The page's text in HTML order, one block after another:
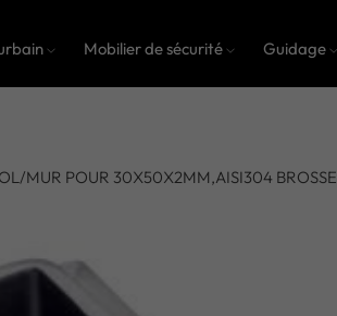
Mobilier de sécurité Guidage
MUR POUR 30X50X2MM,AISI304 BROSSE